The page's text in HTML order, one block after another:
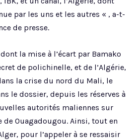
par les uns et les autres « , a-t-
de presse.
dont la mise à l’écart par Bamako
de polichinelle, et de l’Algérie,
la crise du nord du Mali, le
le dossier, depuis les réserves à
autorités maliennes sur
de Ouagadougou. Ainsi, tout en
pour l’appeler à se ressaisir